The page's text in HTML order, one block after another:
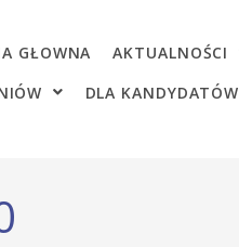
GŁOWNA AKTUALNOŚCI
DLA KANDYDATÓW